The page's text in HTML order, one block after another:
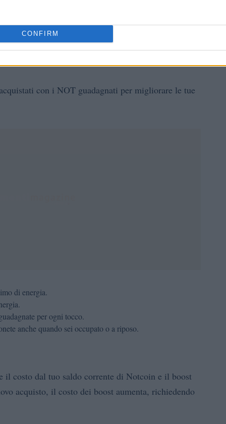
CONFIRM
senza consumare energia.
con i NOT guadagnati per migliorare le tue
di energia.
per ogni tocco.
anche quando sei occupato o a riposo.
il costo dal tuo saldo corrente di Notcoin e il boost
acquisto, il costo dei boost aumenta, richiedendo